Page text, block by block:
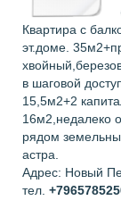
Квартира с
эт.доме.
в шаговой
15,5м2+2
16м2,недалеко
рядом
астра.
Адрес: Новый
тел.